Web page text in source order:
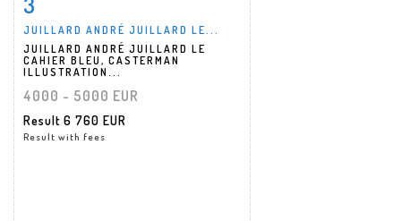
JUILLARD ANDRÉ JUILLARD LE...
JUILLARD ANDRÉ JUILLARD LE
CAHIER BLEU, CASTERMAN
ILLUSTRATION...
4000 - 5000 EUR
Result 6 760 EUR
Result with fees